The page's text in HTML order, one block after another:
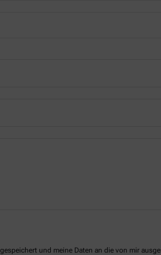
und meine Daten an die von mir